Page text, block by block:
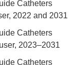
Catheters
2022 and 2031
Catheters
2023–2031
Catheters